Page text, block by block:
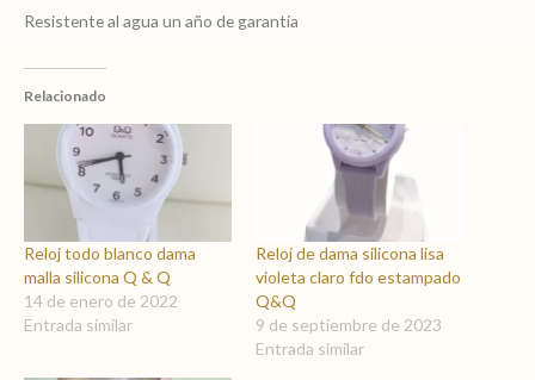
azul
flores
Q&Q
Resistente al agua un año de garantía
Relacionado
Reloj todo blanco dama
malla silicona Q & Q
14 de enero de 2022
Entrada similar
Reloj de dama silicona lisa
violeta claro fdo estampado
Q&Q
9 de septiembre de 2023
Entrada similar